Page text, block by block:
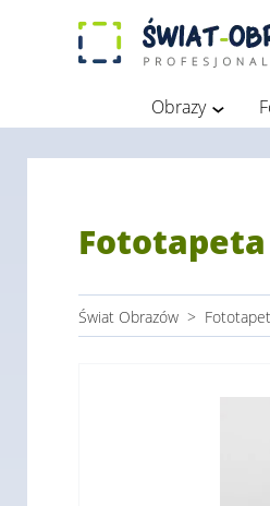
Obrazy
Świat Obrazów >